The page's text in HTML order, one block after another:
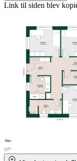
Link til siden blev